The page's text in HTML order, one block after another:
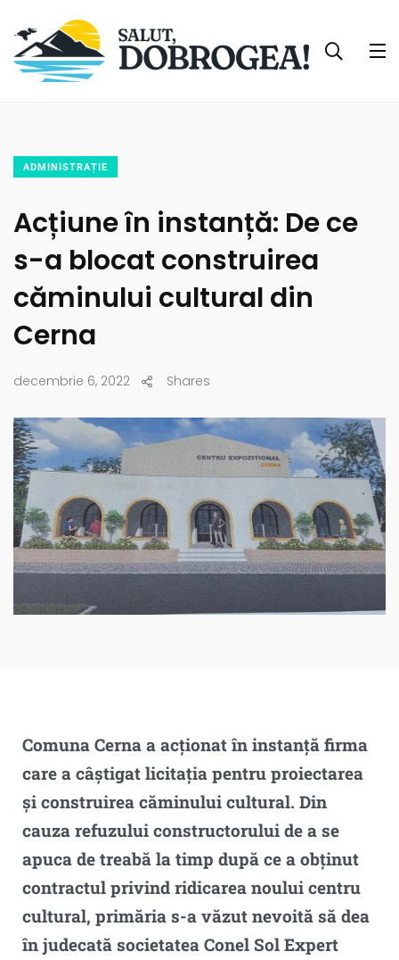
ADMINISTRAȚIE
Acțiune în instanță: De ce
s-a blocat construirea
căminului cultural din
Cerna
decembrie 6, 2022 Shares
Comuna Cerna a acționat în instanță firma
care a câștigat licitația pentru proiectarea
și construirea căminului cultural. Din
cauza refuzului constructorului de a se
apuca de treabă la timp după ce a obținut
contractul privind ridicarea noului centru
cultural, primăria s-a văzut nevoită să dea
în judecată societatea Conel Sol Expert